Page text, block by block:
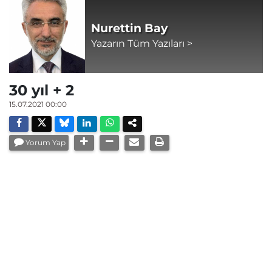
Nurettin Bay
Yazarın Tüm Yazıları >
30 yıl + 2
15.07.2021 00:00
Yorum Yap